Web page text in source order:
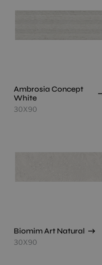
Ambrosia Concept
White
30X90
Biomim Art Natural
30X90